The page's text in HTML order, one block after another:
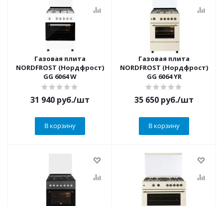
Газовая плита
NORDFROST (Нордфрост)
GG 6064 W
31 940 руб./шт
В корзину
Газовая плита
NORDFROST (Нордфрост)
GG 6064 YR
35 650 руб./шт
В корзину